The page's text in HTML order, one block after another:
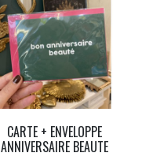
CARTE + ENVELOPPE
ANNIVERSAIRE BEAUTE